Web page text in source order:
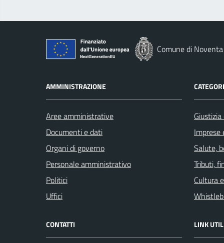
Comune di
AMMINISTRAZIONE
Aree amministrative
Documenti e dati
Organi di governo
Personale amministrativo
Politici
Uffici
Imprese
Salute,
Tributi,
Cultura
CONTATTI LINK